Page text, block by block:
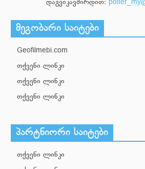
დაგვიკავშირდით:
მეგობარი საიტები
Geofilmebi.com
თქვენი ლინკი
თქვენი ლინკი
თქვენი ლინკი
პარტნიორი საიტები
თქვენი ლინკი